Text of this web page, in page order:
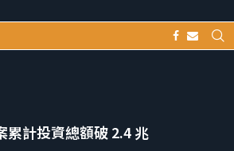
累計投資總額破 2.4 兆